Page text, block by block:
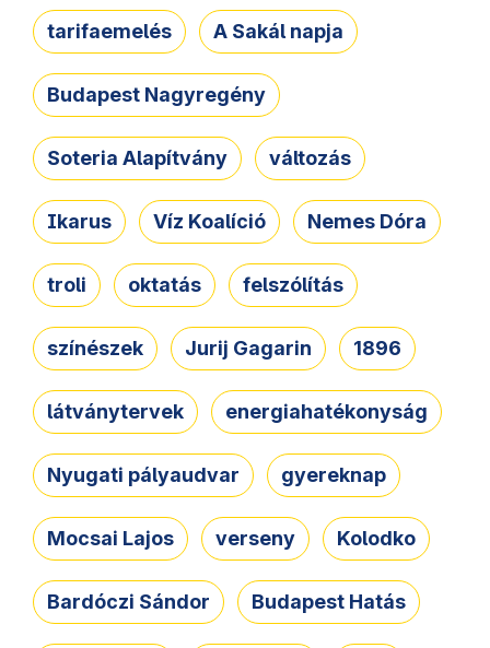
tarifaemelés A Sakál napja
Budapest Nagyregény
Soteria Alapítvány változás
Ikarus Víz Koalíció Nemes Dóra
troli oktatás felszólítás
színészek Jurij Gagarin 1896
látványtervek energiahatékonyság
Nyugati pályaudvar gyereknap
Mocsai Lajos verseny Kolodko
Bardóczi Sándor Budapest Hatás